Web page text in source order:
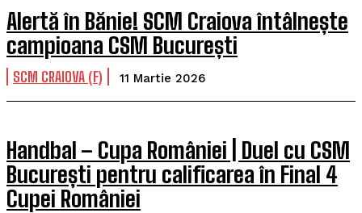
Alertă în Bănie! SCM Craiova întâlnește
campioana CSM București
SCM CRAIOVA (F) 11 Martie 2026
Handbal – Cupa României | Duel cu CSM
București pentru calificarea în Final 4
Cupei României